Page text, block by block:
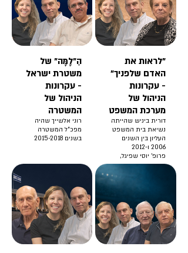
"לראות את
האדם שלפניך"
- עקרונות
הניהול של
מערכת המשפט
דורית ביניש שהייתה
נשיאת בית המשפט
העליון בין השנים
2006 ו-2012
פרופ' יוסי שפיגל,
הפקולטה לניהול ע"ש
קולר באוניברסיטת
פרופ' כרמית תדמור,
הפקולטה לניהול ע"ש
קולר באוניברסיטת
ת"א
הַ״לָמָּה״ של
משטרת ישראל
- עקרונות
הניהול של
המשטרה
רוני אלשייך שהיה
מפכ"ל המשטרה
בשנים 2015-2018